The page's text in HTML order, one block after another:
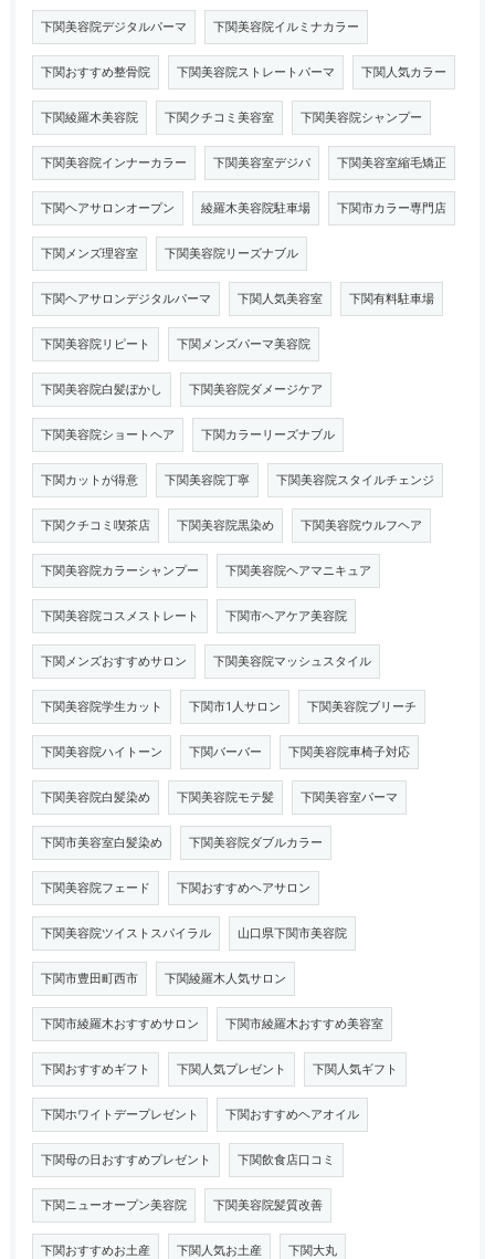
下関美容院デジタルパーマ 下関美容院イルミナカラー
下関おすすめ整骨院 下関美容院ストレートパーマ 下関人気カラー
下関綾羅木美容院 下関クチコミ美容室 下関美容院シャンプー
下関美容院インナーカラー 下関美容室デジパ 下関美容室縮毛矯正
下関ヘアサロンオープン 綾羅木美容院駐車場 下関市カラー専門店
下関メンズ理容室 下関美容院リーズナブル
下関ヘアサロンデジタルパーマ 下関人気美容室 下関有料駐車場
下関美容院リピート 下関メンズパーマ美容院
下関美容院白髪ぼかし 下関美容院ダメージケア
下関美容院ショートヘア 下関カラーリーズナブル
下関カットが得意 下関美容院丁寧 下関美容院スタイルチェンジ
下関クチコミ喫茶店 下関美容院黒染め 下関美容院ウルフヘア
下関美容院カラーシャンプー 下関美容院ヘアマニキュア
下関美容院コスメストレート 下関市ヘアケア美容院
下関メンズおすすめサロン 下関美容院マッシュスタイル
下関美容院学生カット 下関市1人サロン 下関美容院ブリーチ
下関美容院ハイトーン 下関バーバー 下関美容院車椅子対応
下関美容院白髪染め 下関美容院モテ髪 下関美容室パーマ
下関市美容室白髪染め 下関美容院ダブルカラー
下関美容院フェード 下関おすすめヘアサロン
下関美容院ツイストスパイラル 山口県下関市美容院
下関市豊田町西市 下関綾羅木人気サロン
下関市綾羅木おすすめサロン 下関市綾羅木おすすめ美容室
下関おすすめギフト 下関人気プレゼント 下関人気ギフト
下関ホワイトデープレゼント 下関おすすめヘアオイル
下関母の日おすすめプレゼント 下関飲食店口コミ
下関ニューオープン美容院 下関美容院髪質改善
下関おすすめお土産 下関人気お土産 下関大丸